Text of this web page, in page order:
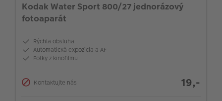
Kodak Water Sport 800/27 jednorázový
fotoaparát
Rýchla obsluha
Automatická expozícia a AF
Fotky z kinofilmu
Kontaktujte nás 19,-